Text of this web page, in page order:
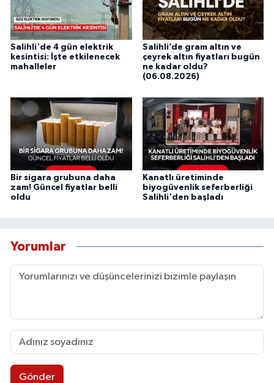
Salihli'de 4 gün elektrik
kesintisi: İşte etkilenecek
mahalleler
Salihli’de gram altın ve
çeyrek altın fiyatları bugün
ne kadar oldu?
(06.08.2026)
Bir sigara grubuna daha
zam! Güncel fiyatlar belli
oldu
Kanatlı üretiminde
biyogüvenlik seferberliği
Salihli'den başladı
Yorumlar
Gönder